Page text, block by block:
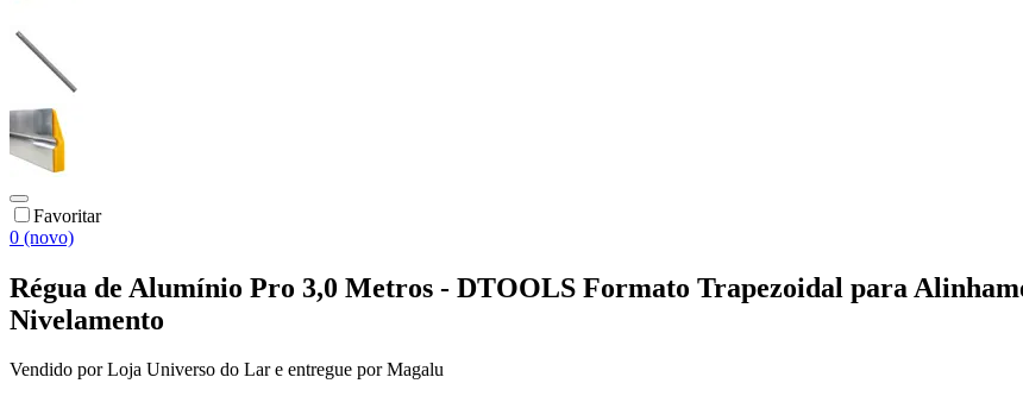
Favoritar
0 (novo)
Régua de Alumínio Pro 3,0 Metros - DTOOLS Formato Trapezoidal para
Nivelamento
Vendido porLoja Universo do Lare entregue por Magalu